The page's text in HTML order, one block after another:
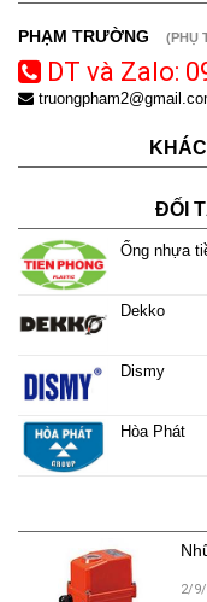
PHẠM TRƯỜNG (PHỤ
DT và Zalo:
ĐỐI
Ống nhựa
Dekko
Dismy
Hòa Phát
2/